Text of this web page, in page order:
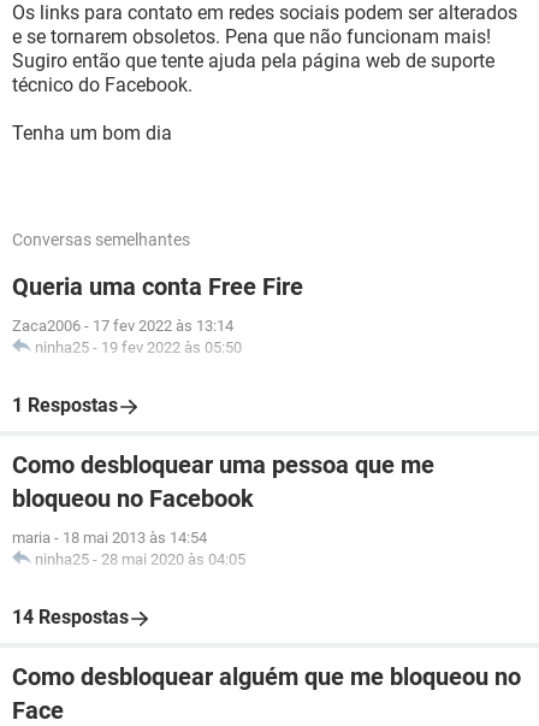
Os links para contato em redes sociais podem ser alterados
e se tornarem obsoletos. Pena que não funcionam mais!
Sugiro então que tente ajuda pela página web de suporte
técnico do Facebook.
Tenha um bom dia
Conversas semelhantes
Queria uma conta Free Fire
Zaca2006 - 17 fev 2022 às 13:14
ninha25 - 19 fev 2022 às 05:50
1 Respostas
Como desbloquear uma pessoa que me
bloqueou no Facebook
maria - 18 mai 2013 às 14:54
ninha25 - 28 mai 2020 às 04:05
14 Respostas
Como desbloquear alguém que me bloqueou no
Face